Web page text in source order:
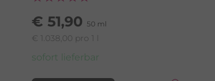
€ 51,90 50 ml
€ 1.038,00 pro 1 l
sofort lieferbar